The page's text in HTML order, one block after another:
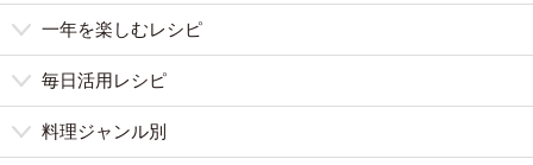
一年を楽しむレシピ
毎日活用レシピ
料理ジャンル別